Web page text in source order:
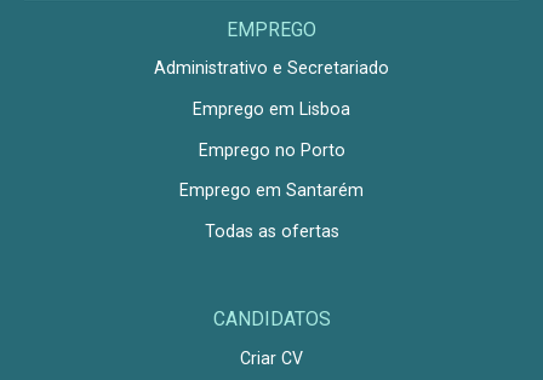
EMPREGO
Administrativo e Secretariado
Emprego em Lisboa
Emprego no Porto
Emprego em Santarém
Todas as ofertas
CANDIDATOS
Criar CV